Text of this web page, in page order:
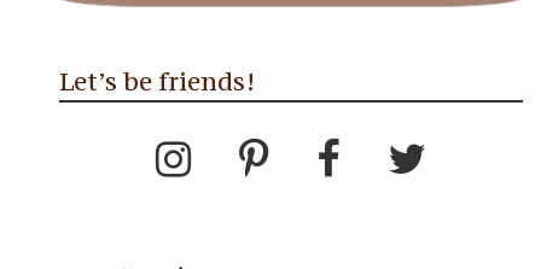
Let’s be friends!